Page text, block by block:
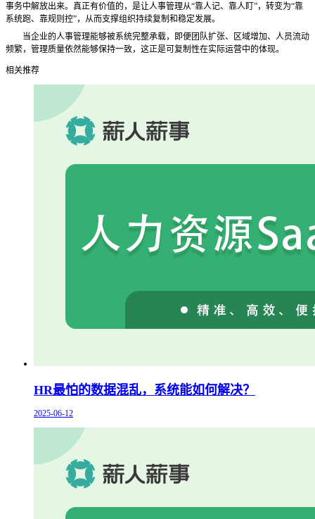
事务中解放出来。真正有价值的，是让人事管理从“靠人记、靠人盯”，转变为“靠
系统跑、靠规则控”，从而支撑组织持续复制和稳定发展。
当企业的人事管理能够被系统完整承载，即便团队扩张、区域增加、人员流动
频繁，管理质量依然能够保持一致，这正是可复制性在实际运营中的体现。
相关推荐
HR最怕的数据混乱，系统能如何解决？
2025-06-12